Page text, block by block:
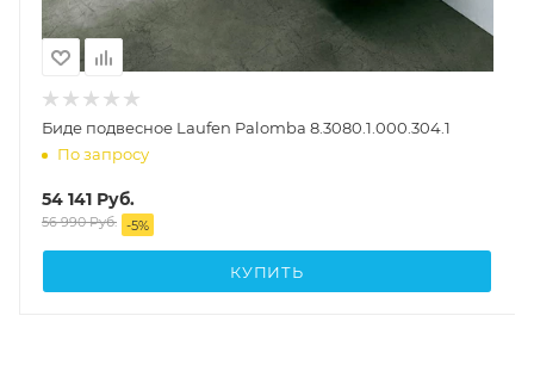
Биде подвесное Laufen Palomba 8.3080.1.000.304.1
По запросу
54 141 Руб.
56 990Руб. -5%
КУПИТЬ